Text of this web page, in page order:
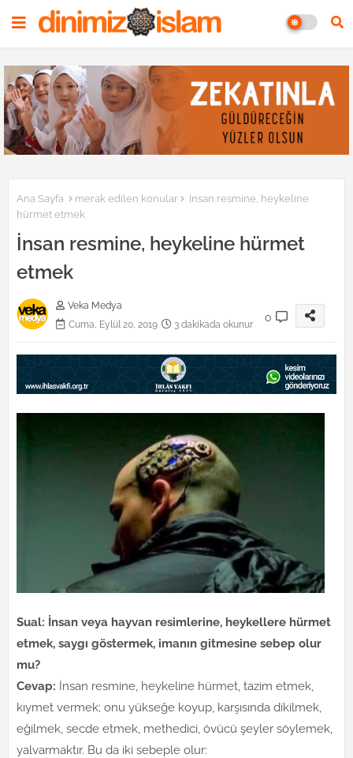
Ana Sayfa merak edilen konular
İnsan resmine, heykeline
hürmet etmek
İnsan resmine, heykeline hürmet
etmek
Veka Medya
Cuma, Eylül 20, 2019
3 dakikada okunur
0
Sual: İnsan veya hayvan resimlerine, heykellere hürmet
etmek, saygı göstermek, imanın gitmesine sebep olur
mu?
Cevap: İnsan resmine, heykeline hürmet, tazim etmek,
kıymet vermek; onu yükseğe koyup, karşısında dikilmek,
eğilmek, secde etmek, methedici, övücü şeyler söylemek,
yalvarmaktır. Bu da iki sebeple olur: